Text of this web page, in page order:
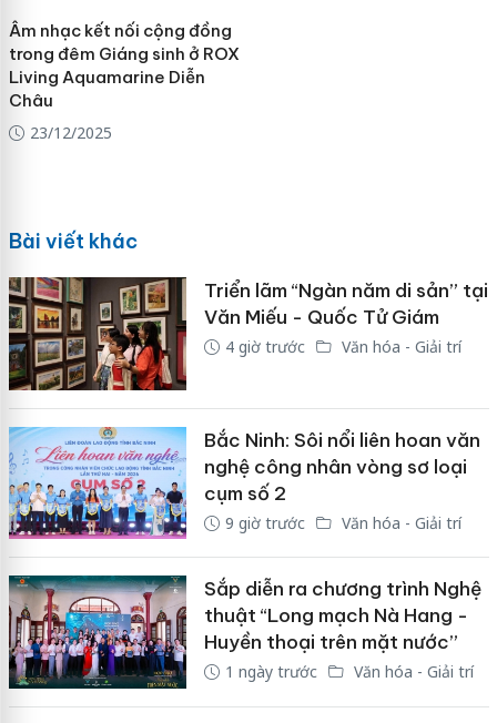
Âm nhạc kết nối cộng đồng
trong đêm Giáng sinh ở ROX
Living Aquamarine Diễn
Châu
23/12/2025
Bài viết khác
Triển lãm “Ngàn năm di sản” tại
Văn Miếu - Quốc Tử Giám
4 giờ trước Văn hóa - Giải trí
Bắc Ninh: Sôi nổi liên hoan văn
nghệ công nhân vòng sơ loại
cụm số 2
9 giờ trước Văn hóa - Giải trí
Sắp diễn ra chương trình Nghệ
thuật “Long mạch Nà Hang -
Huyền thoại trên mặt nước”
1 ngày trước Văn hóa - Giải trí